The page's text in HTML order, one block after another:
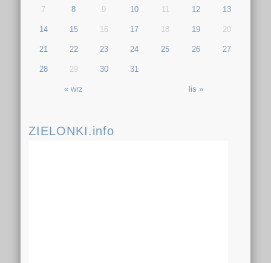
« wrz lis »
7 8 9 10 11 12 13
14 15 16 17 18 19 20
21 22 23 24 25 26 27
28 29 30 31
ZIELONKI.info